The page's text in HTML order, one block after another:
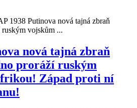
1938 Putinova nová tajná zbraň
vojskům ...
nová tajná zbraň
proráží ruským
Západ proti ní